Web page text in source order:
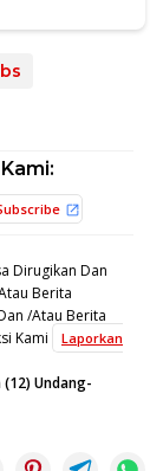
Dirugikan Dan
Berita
/Atau Berita
Kami
Laporkan
(12) Undang-